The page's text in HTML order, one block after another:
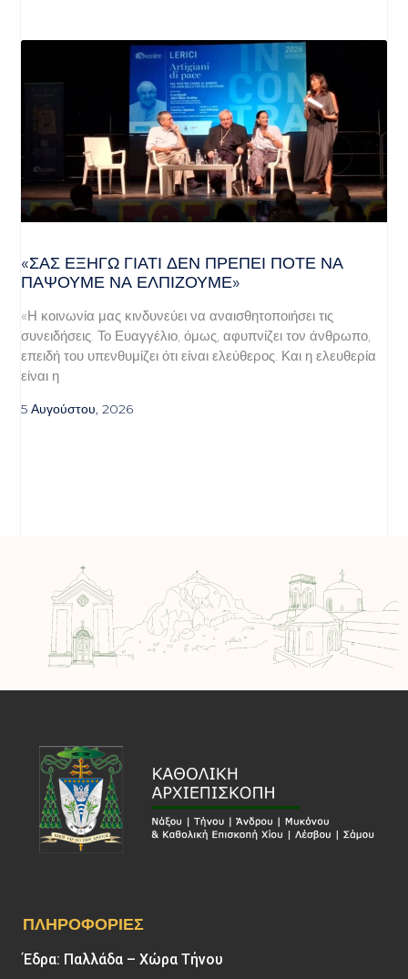
«ΣΑΣ ΕΞΗΓΏ ΓΙΑΤΊ ΔΕΝ ΠΡΈΠΕΙ ΠΟΤΈ ΝΑ
ΠΆΨΟΥΜΕ ΝΑ ΕΛΠΊΖΟΥΜΕ»
«Η κοινωνία μας κινδυνεύει να αναισθητοποιήσει τις
συνειδήσεις. Το Ευαγγέλιο, όμως, αφυπνίζει τον άνθρωπο,
επειδή του υπενθυμίζει ότι είναι ελεύθερος. Και η ελευθερία
είναι η
5 Αυγούστου, 2026
ΠΛΗΡΟΦΟΡΊΕΣ
Έδρα: Παλλάδα – Χώρα Τήνου